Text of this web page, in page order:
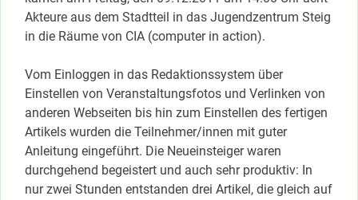
Akteure aus dem Stadtteil in das Jugendzentrum Steig
in die Räume von CIA (computer in action).
Vom Einloggen in das Redaktionssystem über
Einstellen von Veranstaltungsfotos und Verlinken von
anderen Webseiten bis hin zum Einstellen des fertigen
Artikels wurden die Teilnehmer/innen mit guter
Anleitung eingeführt. Die Neueinsteiger waren
durchgehend begeistert und auch sehr produktiv: In
nur zwei Stunden entstanden drei Artikel, die gleich auf